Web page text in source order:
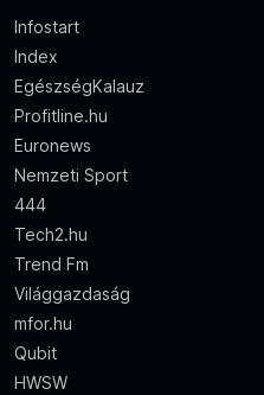
Infostart
Index
EgészségKalauz
Profitline.hu
Euronews
Nemzeti Sport
444
Tech2.hu
Trend Fm
Világgazdaság
mfor.hu
Qubit
HWSW